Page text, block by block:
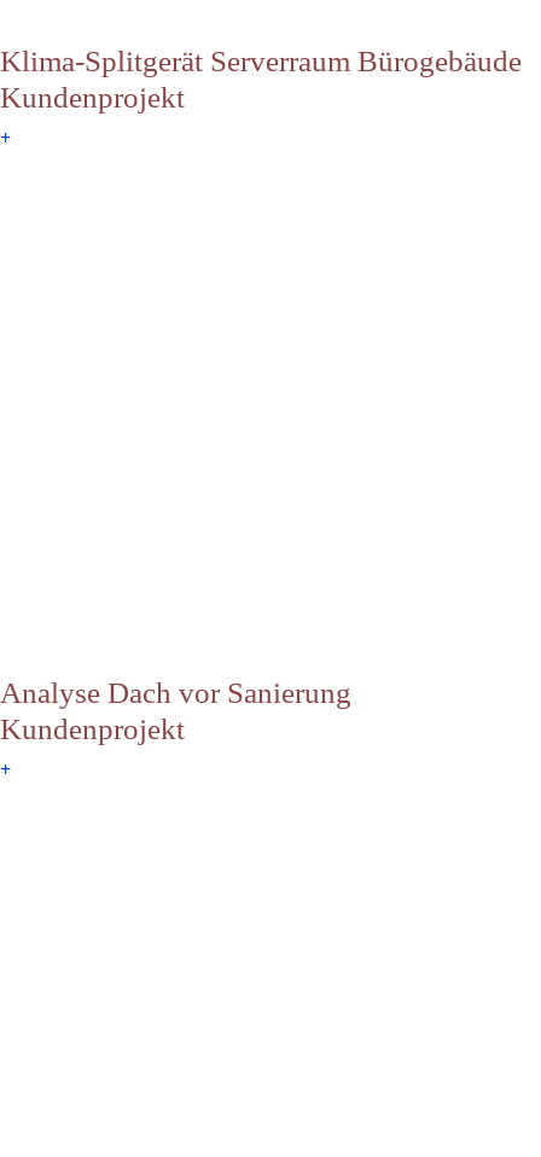
Klima-Splitgerät Serverraum Bürogebäude
Kundenprojekt
+
Analyse Dach vor Sanierung
Kundenprojekt
+